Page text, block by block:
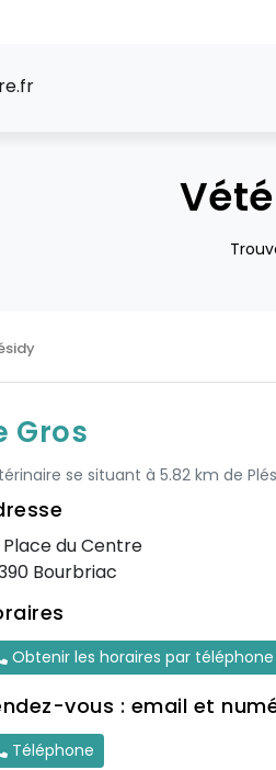
Gros
se situant à 5.82 km de
Place du Centre
Bourbriac
Obtenir les horaires par téléphone
vous : email et
Téléphone